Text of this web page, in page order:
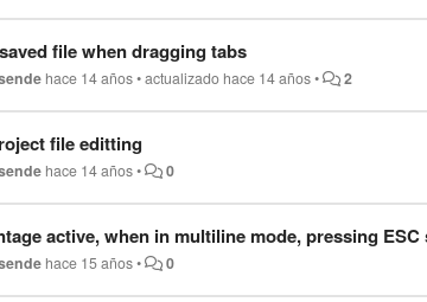
file when dragging tabs
hace 14 años•actualizado hace 14 años• 2
file editting
hace 14 años• 0
active, when in multiline mode, pressing
hace 15 años• 0